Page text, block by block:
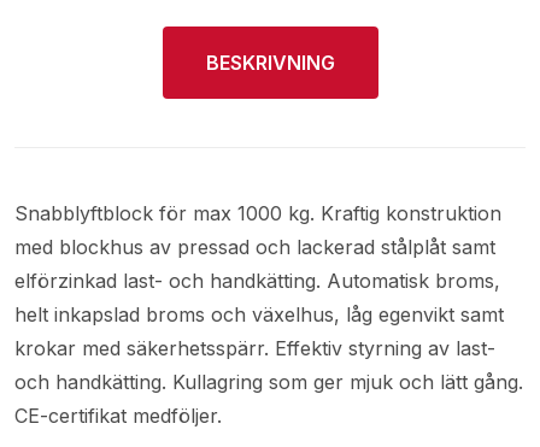
BESKRIVNING
Snabblyftblock för max 1000 kg. Kraftig konstruktion
med blockhus av pressad och lackerad stålplåt samt
elförzinkad last- och handkätting. Automatisk broms,
helt inkapslad broms och växelhus, låg egenvikt samt
krokar med säkerhetsspärr. Effektiv styrning av last-
och handkätting. Kullagring som ger mjuk och lätt gång.
CE-certifikat medföljer.